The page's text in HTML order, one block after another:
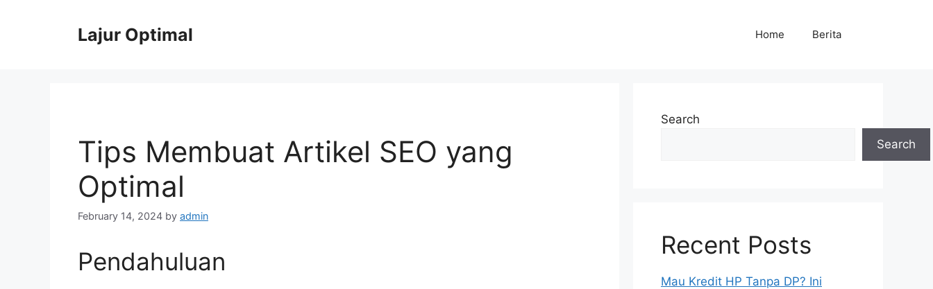
Lajur Optimal Home Berita
Tips Membuat Artikel SEO yang
Optimal
February 14, 2024 by admin
Pendahuluan
Search
Search
Recent Posts
Mau Kredit HP Tanpa DP? Ini